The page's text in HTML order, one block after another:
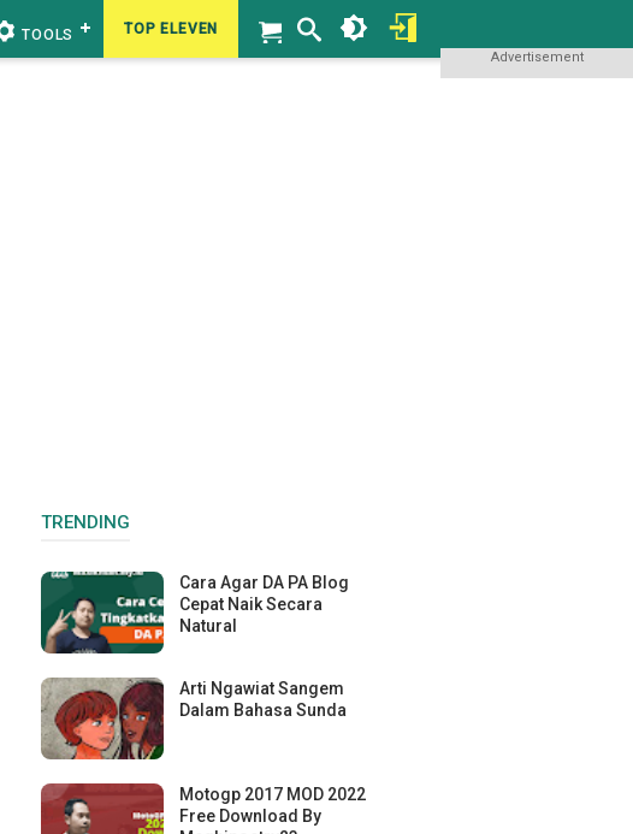
TOOLS TOP ELEVEN
Advertisement
TRENDING
Cara Agar DA PA Blog
Cepat Naik Secara
Natural
Arti Ngawiat Sangem
Dalam Bahasa Sunda
Motogp 2017 MOD 2022
Free Download By